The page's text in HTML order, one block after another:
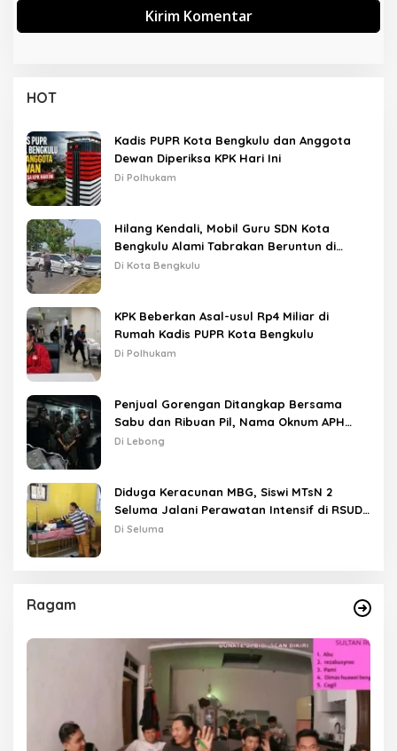
HOT
Kadis PUPR Kota Bengkulu dan Anggota
Dewan Diperiksa KPK Hari Ini
Di Polhukam
Hilang Kendali, Mobil Guru SDN Kota
Bengkulu Alami Tabrakan Beruntun di
Lampu Merah
Di Kota Bengkulu
KPK Beberkan Asal-usul Rp4 Miliar di
Rumah Kadis PUPR Kota Bengkulu
Di Polhukam
Penjual Gorengan Ditangkap Bersama
Sabu dan Ribuan Pil, Nama Oknum APH
Disebut Saat Interogasi
Di Lebong
Diduga Keracunan MBG, Siswi MTsN 2
Seluma Jalani Perawatan Intensif di RSUD
Tais
Di Seluma
Ragam